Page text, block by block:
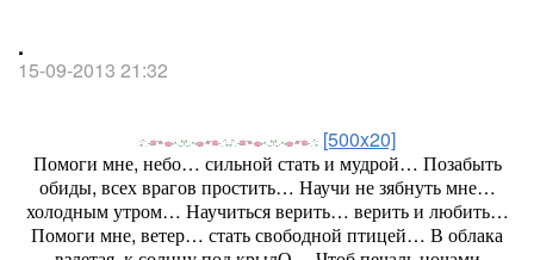
.
15-09-2013 21:32
[500x20]
Помоги мне, небо… сильной стать и мудрой… Позабыть
обиды, всех врагов простить… Научи не зябнуть мне…
холодным утром… Научиться верить… верить и любить…
Помоги мне, ветер… стать свободной птицей… В облака